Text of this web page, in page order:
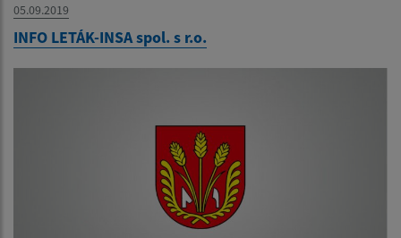
05.09.2019
INFO LETÁK-INSA spol. s r.o.